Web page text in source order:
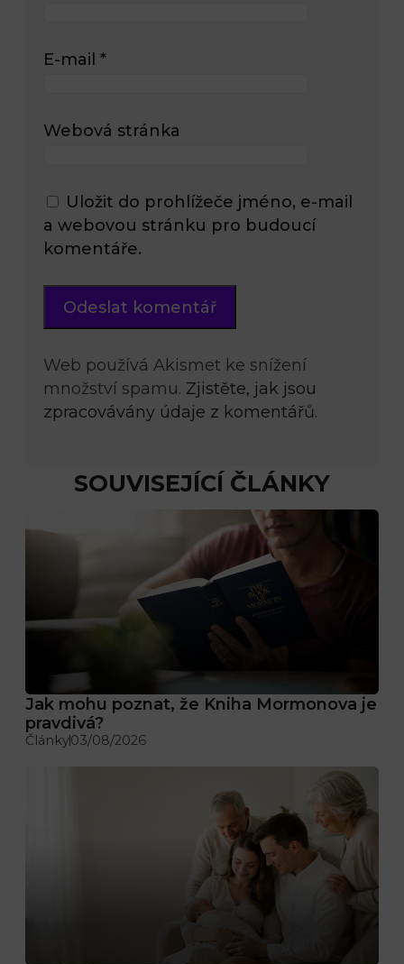
E-mail *
Webová stránka
Uložit do prohlížeče jméno, e-mail
a webovou stránku pro budoucí
komentáře.
Web používá Akismet ke snížení
množství spamu. Zjistěte, jak jsou
zpracovávány údaje z komentářů.
SOUVISEJÍCÍ ČLÁNKY
Jak mohu poznat, že Kniha Mormonova je
pravdivá?
Články03/08/2026